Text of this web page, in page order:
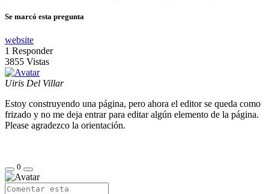
Se marcó esta pregunta
website
1 Responder
3855 Vistas
Uiris Del Villar
Estoy construyendo una página, pero ahora el editor se queda como
frizado y no me deja entrar para editar algún elemento de la página.
Please agradezco la orientación.
0